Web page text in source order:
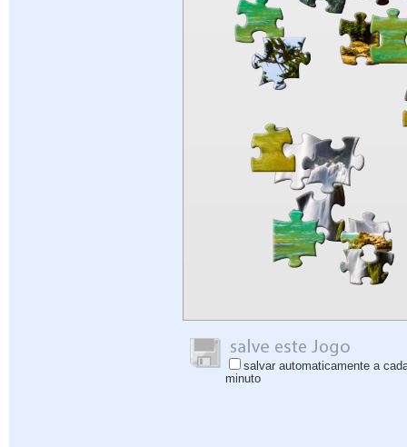
salvar automaticamente a
minuto